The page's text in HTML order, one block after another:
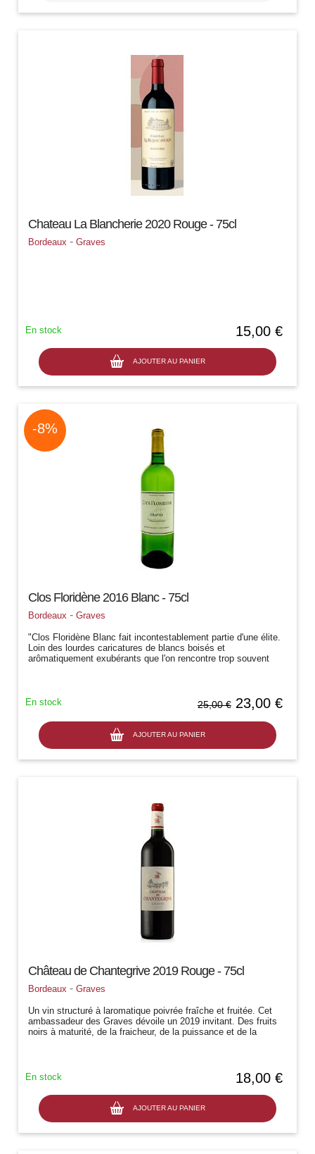
Chateau La Blancherie 2020 Rouge - 75cl
Bordeaux -Graves
15,00 €
AJOUTER AU PANIER
En stock
Clos Floridène 2016 Blanc - 75cl
Bordeaux -Graves
"Clos Floridène Blanc fait incontestablement partie d'une élite.
Loin des lourdes caricatures de blancs boisés et
arômatiquement exubérants que l'on rencontre trop souvent
25,00 € 23,00 €
AJOUTER AU PANIER
En stock
-8%
Château de Chantegrive 2019 Rouge - 75cl
Bordeaux -Graves
Un vin structuré à laromatique poivrée fraîche et fruitée. Cet
ambassadeur des Graves dévoile un 2019 invitant. Des fruits
noirs à maturité, de la fraicheur, de la puissance et de la
18,00 €
AJOUTER AU PANIER
En stock